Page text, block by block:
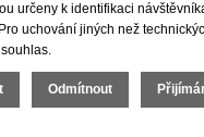
určeny k identifikaci
uchování jiných než
Odmítnout